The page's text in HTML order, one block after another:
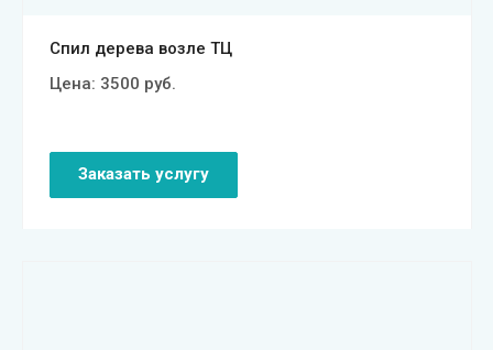
Спил дерева возле ТЦ
Цена: 3500 руб.
Заказать услугу